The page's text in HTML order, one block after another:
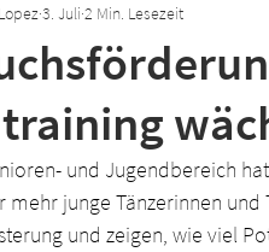
3. Juli 2 Min. Lesezeit
und Jugendbereich
mehr junge Tänzerinnen
und zeigen, wie viel